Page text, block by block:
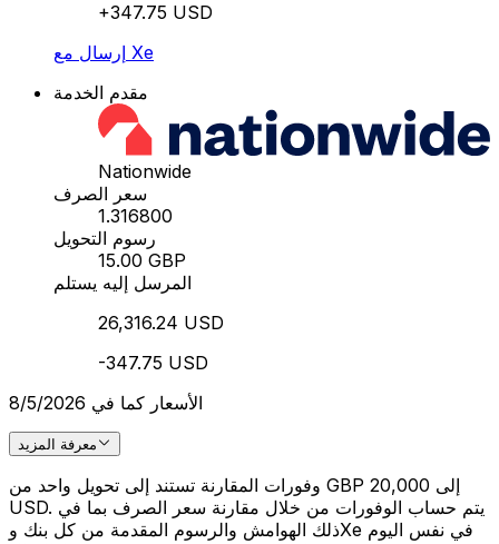
+347.75 USD
إرسال مع Xe
مقدم الخدمة
Nationwide
سعر الصرف
1.316800
رسوم التحويل
15.00 GBP
المرسل إليه يستلم
26,316.24 USD
-347.75 USD
الأسعار كما في 8/5/2026
معرفة المزيد
وفورات المقارنة تستند إلى تحويل واحد من GBP 20,000 إلى
USD. يتم حساب الوفورات من خلال مقارنة سعر الصرف بما في
ذلك الهوامش والرسوم المقدمة من كل بنك وXe في نفس اليوم